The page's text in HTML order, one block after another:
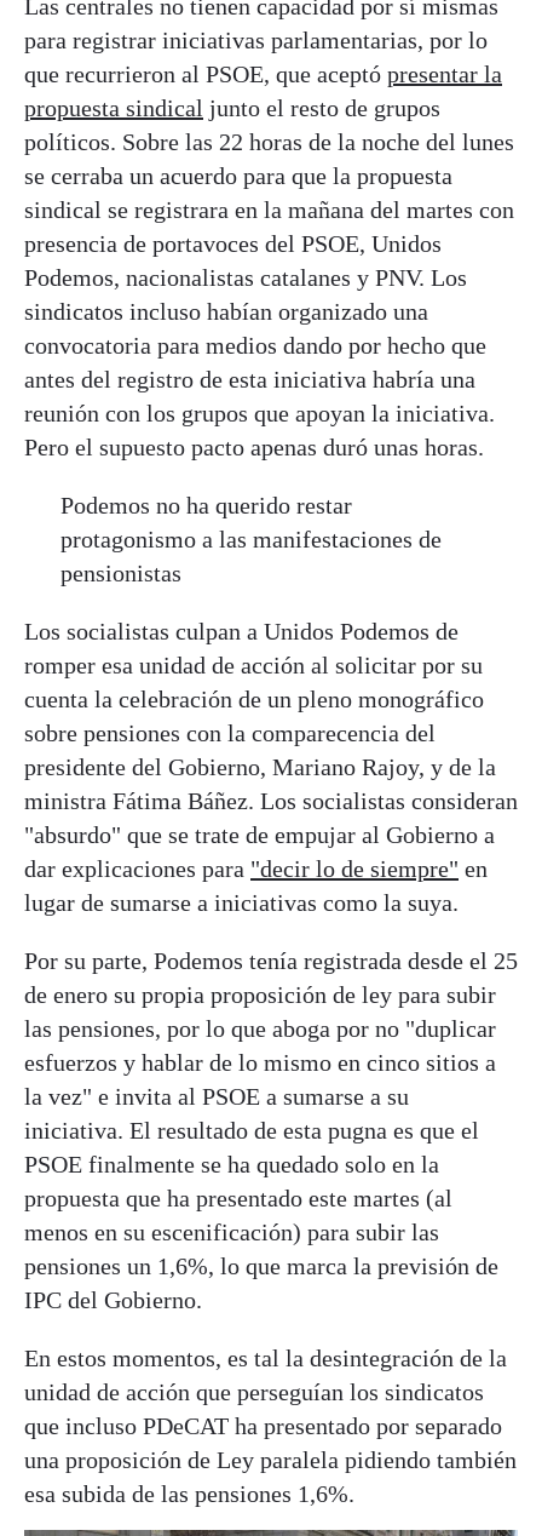
Las centrales no tienen capacidad por sí mismas
para registrar iniciativas parlamentarias, por lo
que recurrieron al PSOE, que aceptó presentar la
propuesta sindical junto el resto de grupos
políticos. Sobre las 22 horas de la noche del lunes
se cerraba un acuerdo para que la propuesta
sindical se registrara en la mañana del martes con
presencia de portavoces del PSOE, Unidos
Podemos, nacionalistas catalanes y PNV. Los
sindicatos incluso habían organizado una
convocatoria para medios dando por hecho que
antes del registro de esta iniciativa habría una
reunión con los grupos que apoyan la iniciativa.
Pero el supuesto pacto apenas duró unas horas.
Podemos no ha querido restar
protagonismo a las manifestaciones de
pensionistas
Los socialistas culpan a Unidos Podemos de
romper esa unidad de acción al solicitar por su
cuenta la celebración de un pleno monográfico
sobre pensiones con la comparecencia del
presidente del Gobierno, Mariano Rajoy, y de la
ministra Fátima Báñez. Los socialistas consideran
"absurdo" que se trate de empujar al Gobierno a
dar explicaciones para "decir lo de siempre" en
lugar de sumarse a iniciativas como la suya.
Por su parte, Podemos tenía registrada desde el 25
de enero su propia proposición de ley para subir
las pensiones, por lo que aboga por no "duplicar
esfuerzos y hablar de lo mismo en cinco sitios a
la vez" e invita al PSOE a sumarse a su
iniciativa. El resultado de esta pugna es que el
PSOE finalmente se ha quedado solo en la
propuesta que ha presentado este martes (al
menos en su escenificación) para subir las
pensiones un 1,6%, lo que marca la previsión de
IPC del Gobierno.
En estos momentos, es tal la desintegración de la
unidad de acción que perseguían los sindicatos
que incluso PDeCAT ha presentado por separado
una proposición de Ley paralela pidiendo también
esa subida de las pensiones 1,6%.